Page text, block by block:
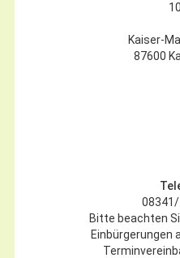
Kaiser-
87600
Bitte beachten
Einbürgerungen